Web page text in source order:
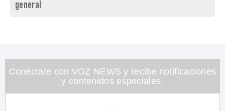
general
Conéctate con VOZ NEWS y recibe notificaciones
y contenidos especiales.